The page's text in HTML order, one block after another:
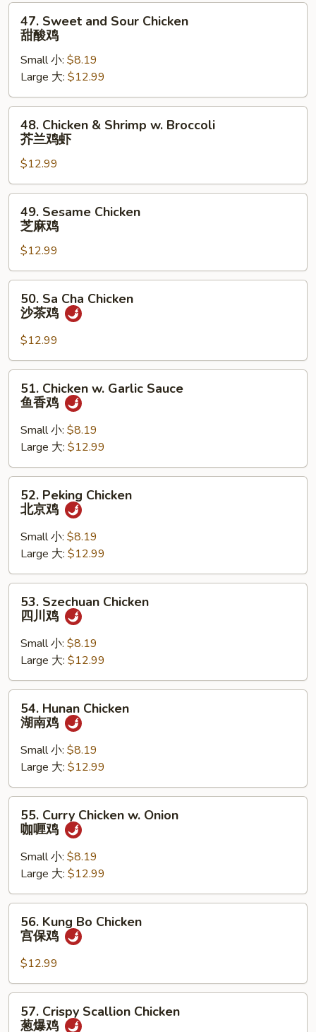
菜
Sweet
and
Sour
Chicken
甜
酸
47. Sweet and Sour Chicken
甜酸鸡
Small 小: $8.19
Large 大: $12.99
Chicken
Shrimp
w.
Broccoli
虾
48. Chicken & Shrimp w. Broccoli
芥兰鸡虾
$12.99
Sesame
Chicken
麻
鸡
49. Sesame Chicken
芝麻鸡
$12.99
Cha
Chicken
沙
茶
50. Sa Cha Chicken
沙茶鸡
$12.99
Chicken
Garlic
Sauce
鱼
香
51. Chicken w. Garlic Sauce
鱼香鸡
Small 小: $8.19
Large 大: $12.99
Peking
Chicken
鸡
52. Peking Chicken
北京鸡
Small 小: $8.19
Large 大: $12.99
Szechuan
Chicken
鸡
53. Szechuan Chicken
四川鸡
Small 小: $8.19
Large 大: $12.99
Hunan
Chicken
鸡
54. Hunan Chicken
湖南鸡
Small 小: $8.19
Large 大: $12.99
Curry
Chicken
Onion
咖
喱
55. Curry Chicken w. Onion
咖喱鸡
Small 小: $8.19
Large 大: $12.99
Kung
Bo
Chicken
宫
保
56. Kung Bo Chicken
宫保鸡
$12.99
Crispy
57. Crispy Scallion Chicken
葱爆鸡